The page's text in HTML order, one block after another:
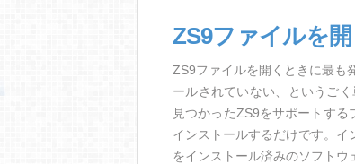
ZS9ファイルを
ZS9ファイルを開くときに最も
ールされていない、というご
見つかったZS9をサポートす
インストールするだけです。
をインストール済みのソフトウ